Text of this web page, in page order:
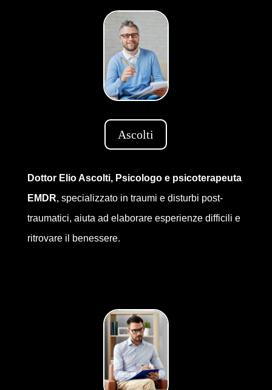
Ascolti
Dottor Elio Ascolti, Psicologo e psicoterapeuta
EMDR, specializzato in traumi e disturbi post-
traumatici, aiuta ad elaborare esperienze difficili e
ritrovare il benessere.